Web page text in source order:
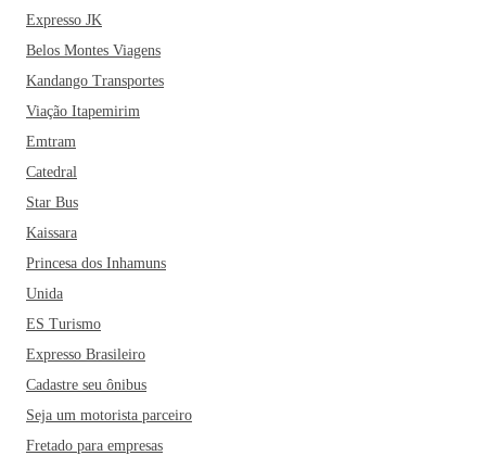
Expresso JK
Belos Montes Viagens
Kandango Transportes
Viação Itapemirim
Emtram
Catedral
Star Bus
Kaissara
Princesa dos Inhamuns
Unida
ES Turismo
Expresso Brasileiro
Cadastre seu ônibus
Seja um motorista parceiro
Fretado para empresas